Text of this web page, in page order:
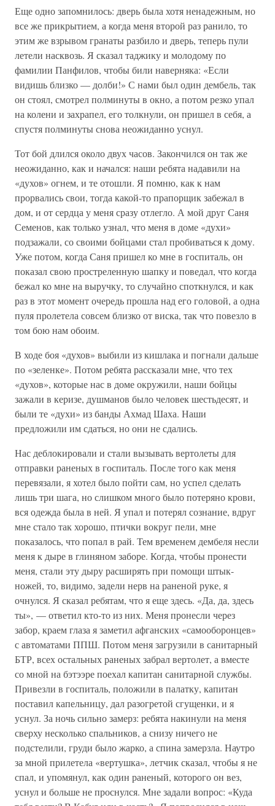
Еще одно запомнилось: дверь была хотя ненадежным, но
все же прикрытием, а когда меня второй раз ранило, то
этим же взрывом гранаты разбило и дверь, теперь пули
летели насквозь. Я сказал таджику и молодому по
фамилии Панфилов, чтобы били наверняка: «Если
видишь близко — долби!» С нами был один дембель, так
он стоял, смотрел полминуты в окно, а потом резко упал
на колени и захрапел, его толкнули, он пришел в себя, а
спустя полминуты снова неожиданно уснул.
Тот бой длился около двух часов. Закончился он так же
неожиданно, как и начался: наши ребята надавили на
«духов» огнем, и те отошли. Я помню, как к нам
прорвались свои, тогда какой-то прапорщик забежал в
дом, и от сердца у меня сразу отлегло. А мой друг Саня
Семенов, как только узнал, что меня в доме «духи»
подзажали, со своими бойцами стал пробиваться к дому.
Уже потом, когда Саня пришел ко мне в госпиталь, он
показал свою простреленную шапку и поведал, что когда
бежал ко мне на выручку, то случайно споткнулся, и как
раз в этот момент очередь прошла над его головой, а одна
пуля пролетела совсем близко от виска, так что повезло в
том бою нам обоим.
В ходе боя «духов» выбили из кишлака и погнали дальше
по «зеленке». Потом ребята рассказали мне, что тех
«духов», которые нас в доме окружили, наши бойцы
зажали в керизе, душманов было человек шестьдесят, и
были те «духи» из банды Ахмад Шаха. Наши
предложили им сдаться, но они не сдались.
Нас деблокировали и стали вызывать вертолеты для
отправки раненых в госпиталь. После того как меня
перевязали, я хотел было пойти сам, но успел сделать
лишь три шага, но слишком много было потеряно крови,
вся одежда была в ней. Я упал и потерял сознание, вдруг
мне стало так хорошо, птички вокруг пели, мне
показалось, что попал в рай. Тем временем дембеля несли
меня к дыре в глиняном заборе. Когда, чтобы пронести
меня, стали эту дыру расширять при помощи штык-
ножей, то, видимо, задели нерв на раненой руке, я
очнулся. Я сказал ребятам, что я еще здесь. «Да, да, здесь
ты», — ответил кто-то из них. Меня пронесли через
забор, краем глаза я заметил афганских «самооборонцев»
с автоматами ППШ. Потом меня загрузили в санитарный
БТР, всех остальных раненых забрал вертолет, а вместе
со мной на бэтээре поехал капитан санитарной службы.
Привезли в госпиталь, положили в палатку, капитан
поставил капельницу, дал разогретой сгущенки, и я
уснул. За ночь сильно замерз: ребята накинули на меня
сверху несколько спальников, а снизу ничего не
подстелили, груди было жарко, а спина замерзла. Наутро
за мной прилетела «вертушка», летчик сказал, чтобы я не
спал, и упомянул, как один раненый, которого он вез,
уснул и больше не проснулся. Мне задали вопрос: «Куда